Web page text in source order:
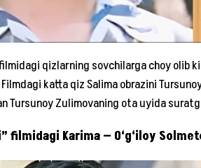
qizlarning sovchilarga choy olib
katta qiz Salima obrazini
Tursunoy Zulimovaning ota uyida
filmidagi Karima — O‘g‘iloy